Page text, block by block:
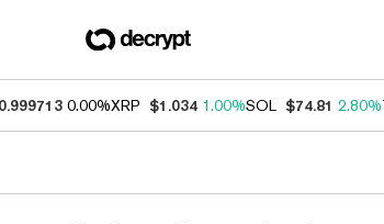
0.00%XRP $1.034 1.00%SOL $74.81 2.80%